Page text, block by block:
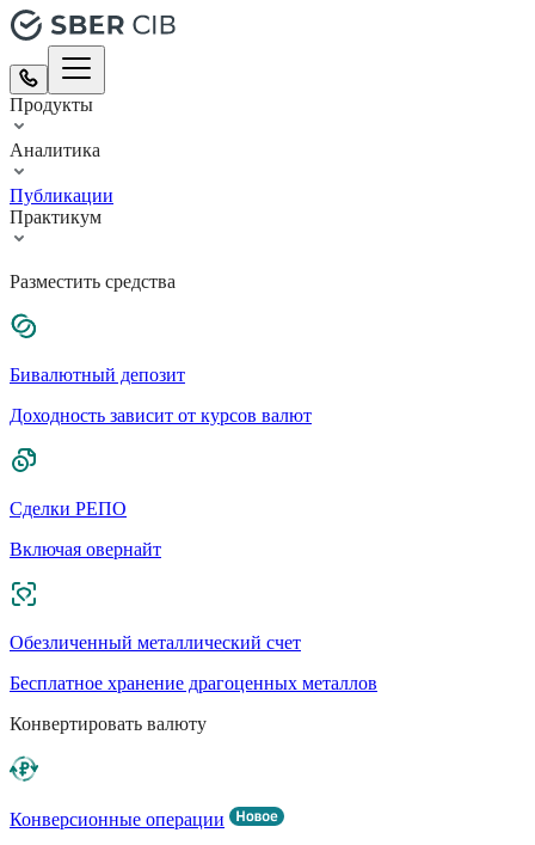
Продукты
Аналитика
Публикации
Практикум
Разместить средства
Бивалютный депозит
Доходность зависит от курсов валют
Сделки РЕПО
Включая овернайт
Обезличенный металлический счет
Бесплатное хранение драгоценных металлов
Конвертировать валюту
Конверсионные операции